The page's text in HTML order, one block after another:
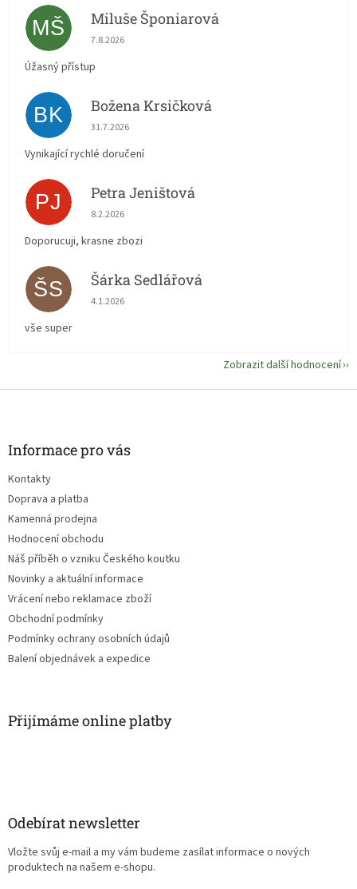
MŠ Miluše Šponiarová
Hodnocení obchodu je 5 z 5 hvězdiček.
7.8.2026
Úžasný přístup
BK Božena Krsičková
Hodnocení obchodu je 5 z 5 hvězdiček.
31.7.2026
Vynikající rychlé doručení
PJ Petra Jeništová
Hodnocení obchodu je 5 z 5 hvězdiček.
8.2.2026
Doporucuji, krasne zbozi
ŠS Šárka Sedlářová
Hodnocení obchodu je 5 z 5 hvězdiček.
4.1.2026
vše super
Zobrazit další hodnocení
Informace pro vás
Kontakty
Doprava a platba
Kamenná prodejna
Hodnocení obchodu
Náš příběh o vzniku Českého koutku
Novinky a aktuální informace
Vrácení nebo reklamace zboží
Obchodní podmínky
Podmínky ochrany osobních údajů
Balení objednávek a expedice
Přijímáme online platby
Odebírat newsletter
Vložte svůj e-mail a my vám budeme zasílat informace o nových
produktech na našem e-shopu.